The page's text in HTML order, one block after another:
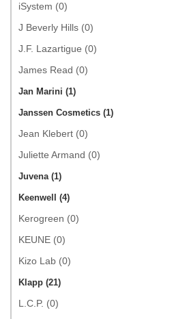
iSystem (0)
J Beverly Hills (0)
J.F. Lazartigue (0)
James Read (0)
Jan Marini (1)
Janssen Cosmetics (1)
Jean Klebert (0)
Juliette Armand (0)
Juvena (1)
Keenwell (4)
Kerogreen (0)
KEUNE (0)
Kizo Lab (0)
Klapp (21)
L.C.P. (0)